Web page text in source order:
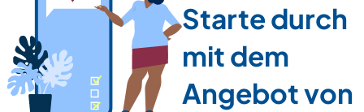
Starte durch
mit dem
Angebot von